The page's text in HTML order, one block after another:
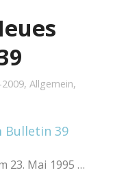
, Allgemein,
23. Mai 1995 …